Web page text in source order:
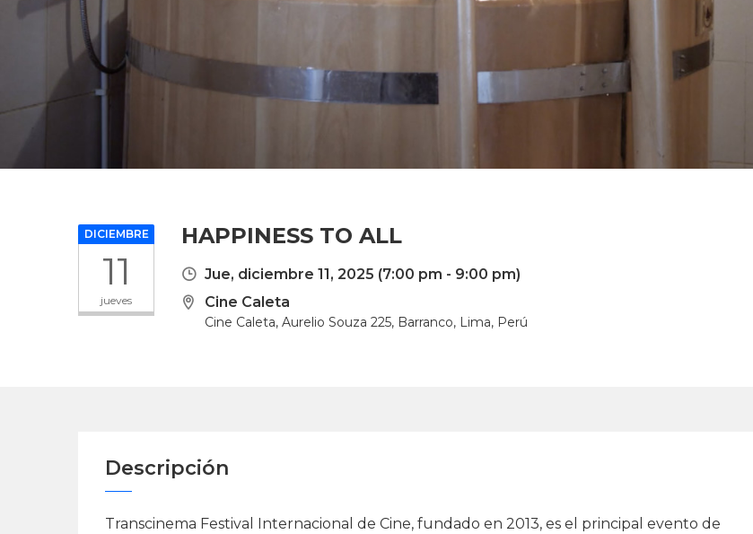
DICIEMBRE
11
jueves
HAPPINESS TO ALL
Jue, diciembre 11, 2025 (7:00 pm - 9:00 pm)
Cine Caleta
Cine Caleta, Aurelio Souza 225, Barranco, Lima, Perú
Descripción
Transcinema Festival Internacional de Cine, fundado en 2013, es el principal evento de